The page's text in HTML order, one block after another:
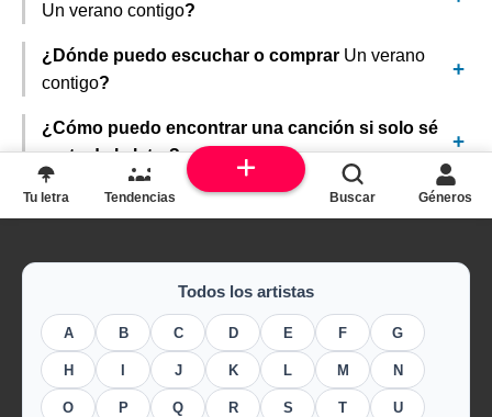
Un verano contigo?
¿Dónde puedo escuchar o comprar Un verano
contigo?
¿Cómo puedo encontrar una canción si solo sé
parte de la letra?
Todos los artistas
A B C D E F G
H J K L M N
O P Q R S T U
Tu letra Tendencias Buscar Géneros